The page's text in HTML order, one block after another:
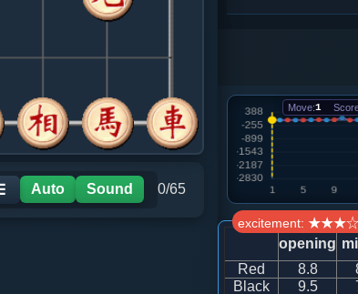
Auto Sound 0/65
.....砲２平７
7. 相七进五
.....车１进１
8. 仕六进五
Move:1
excitement:
opening
Red
8.8
Black 9.5